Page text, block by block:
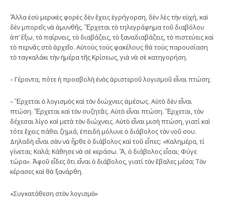
Ἄλλα ἐσὺ μερικὲς φορὲς δὲν ἔχεις ἐγρήγορση, δὲν λὲς τὴν εὐχή, καὶ
δὲν μπορεῖς νὰ ἀμυνθῆς. Ἔρχεται τὸ τηλεγράφημα τοῦ διαβόλου
ἀπ’ ἔξω, τὸ παίρνεις, τὸ διαβάζεις, τὸ ξαναδιαβάζεις, τὸ πιστεύεις καὶ
τὸ περνᾶς στὸ ἀρχεῖο. Αὐτοὺς τοὺς φακέλους θὰ τοὺς παρουσίαση
τὸ ταγκαλάκι τὴν ἡμέρα τῆς Κρίσεως, γιὰ νὰ σὲ κατηγορήση.
– Γέροντα, πότε ἡ προσβολὴ ἑνὸς ἀριστεροῦ λογισμοῦ εἶναι πτώση;
– Ἔρχεται ὁ λογισμὸς καὶ τὸν διώχνεις ἀμέσως. Αὐτὸ δὲν εἶναι
πτώση. Ἔρχεται καὶ τὸν συζητᾶς. Αὐτὸ εἶναι πτώση. Ἔρχεται, τὸν
δέχεσαι λίγο καὶ μετὰ τὸν διώχνεις. Αὐτὸ εἶναι μισὴ πτώση, γιατί καὶ
τότε ἔχεις πάθει ζημιά, ἐπειδὴ μόλυνε ὁ διάβολος τὸν νοῦ σου.
Δηλαδὴ εἶναι σὰν νὰ ἦρθε ὁ διάβολος καὶ τοῦ εἶπες: «Καλημέρα, τί
γίνεται; Καλά; Κάθησε νὰ σὲ κεράσω. Ἄ, ὁ διάβολος εἶσαι; Φύγε
τώρα». Ἀφοῦ εἶδες ὅτι εἶναι ὁ διάβολος, γιατί τὸν ἔβαλες μέσα; Τὸν
κέρασες καὶ θὰ ξανάρθη.
«Συγκατάθεση στὸν λογισμὸ»